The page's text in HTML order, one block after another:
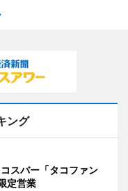
ング
スバー「タコファン
定営業